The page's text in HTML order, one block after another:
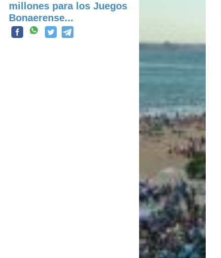
millones para los Juegos
Bonaerense...